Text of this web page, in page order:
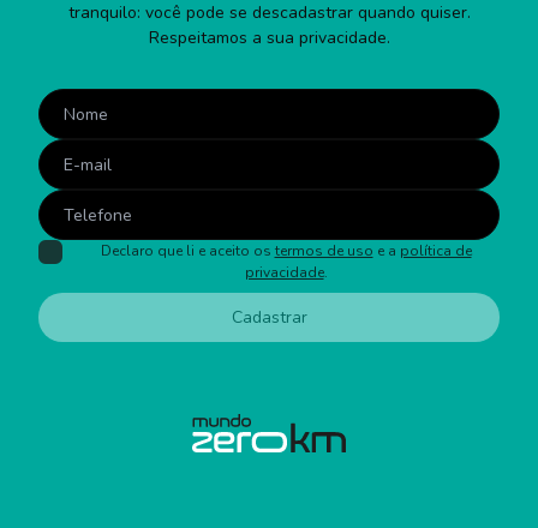
tranquilo: você pode se descadastrar quando quiser.
Respeitamos a sua privacidade.
Declaro que li e aceito os termos de uso e a política de
privacidade.
Cadastrar